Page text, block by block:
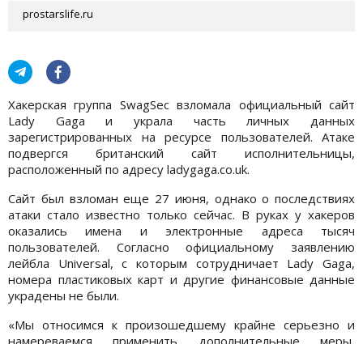
prostarslife.ru
Хакерская группа SwagSec взломала официальный сайт
Lady Gaga и украла часть личных данных
зарегистрированных на ресурсе пользователей. Атаке
подвергся британский сайт исполнительницы,
расположенный по адресу ladygaga.co.uk.
Сайт был взломан еще 27 июня, однако о последствиях
атаки стало известно только сейчас. В руках у хакеров
оказались имена и электронные адреса тысяч
пользователей. Согласно официальному заявлению
лейбла Universal, с которым сотрудничает Lady Gaga,
номера пластиковых карт и другие финансовые данные
украдены не были.
«Мы относимся к произошедшему крайне серьезно и
намереваемся применить дополнительные меры,